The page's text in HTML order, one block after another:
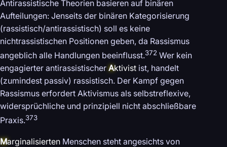
Antirassistische Theorien basieren auf binären
Aufteilungen: Jenseits der binären Kategorisierung
(rassistisch/antirassistisch) soll es keine
nichtrassistischen Positionen geben, da Rassismus
angeblich alle Handlungen beeinflusst.372 Wer kein
engagierter antirassistischer Aktivist ist, handelt
(zumindest passiv) rassistisch. Der Kampf gegen
Rassismus erfordert Aktivismus als selbstreflexive,
widersprüchliche und prinzipiell nicht abschließbare
Praxis.373
Marginalisierten Menschen steht angesichts von